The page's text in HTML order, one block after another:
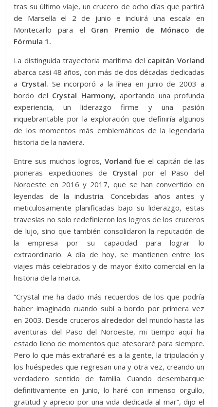
tras su último viaje, un crucero de ocho días que partirá
de Marsella el 2 de junio e incluirá una escala en
Montecarlo para el Gran Premio de Mónaco de
Fórmula 1.
La distinguida trayectoria marítima del capitán Vorland
abarca casi 48 años, con más de dos décadas dedicadas
a Crystal. Se incorporó a la línea en junio de 2003 a
bordo del Crystal Harmony, aportando una profunda
experiencia, un liderazgo firme y una pasión
inquebrantable por la exploración que definiría algunos
de los momentos más emblemáticos de la legendaria
historia de la naviera.
Entre sus muchos logros, Vorland fue el capitán de las
pioneras expediciones de Crystal por el Paso del
Noroeste en 2016 y 2017, que se han convertido en
leyendas de la industria. Concebidas años antes y
meticulosamente planificadas bajo su liderazgo, estas
travesías no solo redefinieron los logros de los cruceros
de lujo, sino que también consolidaron la reputación de
la empresa por su capacidad para lograr lo
extraordinario. A día de hoy, se mantienen entre los
viajes más celebrados y de mayor éxito comercial en la
historia de la marca.
“Crystal me ha dado más recuerdos de los que podría
haber imaginado cuando subí a bordo por primera vez
en 2003. Desde cruceros alrededor del mundo hasta las
aventuras del Paso del Noroeste, mi tiempo aquí ha
estado lleno de momentos que atesoraré para siempre.
Pero lo que más extrañaré es a la gente, la tripulación y
los huéspedes que regresan una y otra vez, creando un
verdadero sentido de familia. Cuando desembarque
definitivamente en junio, lo haré con inmenso orgullo,
gratitud y aprecio por una vida dedicada al mar”, dijo el